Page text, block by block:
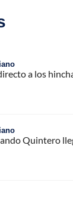
a los
Quintero